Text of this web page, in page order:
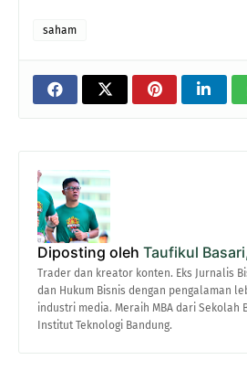
saham
Diposting oleh Taufikul
Trader dan kreator konten. Eks Jurnalis
dan Hukum Bisnis dengan pengalaman
industri media. Meraih MBA dari Sekolah
Institut Teknologi Bandung.